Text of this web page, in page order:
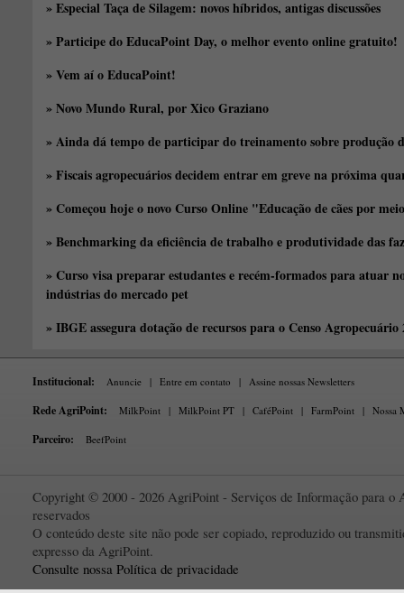
» Especial Taça de Silagem: novos híbridos, antigas discussões
» Participe do EducaPoint Day, o melhor evento online gratuito!
» Vem aí o EducaPoint!
» Novo Mundo Rural, por Xico Graziano
» Ainda dá tempo de participar do treinamento sobre produção
» Fiscais agropecuários decidem entrar em greve na próxima
» Começou hoje o novo Curso Online "Educação de cães por
» Benchmarking da eficiência de trabalho e produtividade das
» Curso visa preparar estudantes e recém-formados para atuar
indústrias do mercado pet
» IBGE assegura dotação de recursos para o Censo Agropecuário
Institucional: Anuncie | Entre em contato | Assine nossas Newsletters
Rede AgriPoint: MilkPoint | MilkPoint PT | CaféPoint | FarmPoint | Nossa
Parceiro: BeefPoint
Copyright © 2000 - 2026 AgriPoint - Serviços de Informação para o
reservados
O conteúdo deste site não pode ser copiado, reproduzido ou
expresso da AgriPoint.
Consulte nossa Política de privacidade